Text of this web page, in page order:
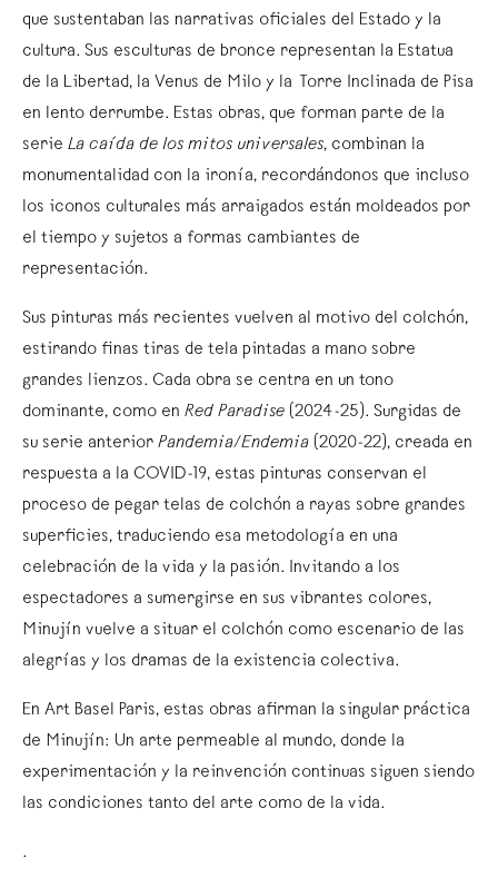
que sustentaban las narrativas oficiales del Estado y la
cultura. Sus esculturas de bronce representan la Estatua
de la Libertad, la Venus de Milo y la Torre Inclinada de Pisa
en lento derrumbe. Estas obras, que forman parte de la
serie La caída de los mitos universales, combinan la
monumentalidad con la ironía, recordándonos que incluso
los iconos culturales más arraigados están moldeados por
el tiempo y sujetos a formas cambiantes de
representación.
Sus pinturas más recientes vuelven al motivo del colchón,
estirando finas tiras de tela pintadas a mano sobre
grandes lienzos. Cada obra se centra en un tono
dominante, como en Red Paradise (2024-25). Surgidas de
su serie anterior Pandemia/Endemia (2020-22), creada en
respuesta a la COVID-19, estas pinturas conservan el
proceso de pegar telas de colchón a rayas sobre grandes
superficies, traduciendo esa metodología en una
celebración de la vida y la pasión. Invitando a los
espectadores a sumergirse en sus vibrantes colores,
Minujín vuelve a situar el colchón como escenario de las
alegrías y los dramas de la existencia colectiva.
En Art Basel Paris, estas obras afirman la singular práctica
de Minujín: Un arte permeable al mundo, donde la
experimentación y la reinvención continuas siguen siendo
las condiciones tanto del arte como de la vida.
.